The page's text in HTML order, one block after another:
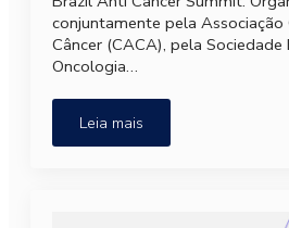
conjuntamente pela Associação
Câncer (CACA), pela Sociedade
Oncologia…
Leia mais